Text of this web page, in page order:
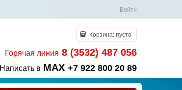
Войти
Корзина:пусто
Горячая линия 8 (3532) 487 056
Написать в MAX +7 922 800 20 89